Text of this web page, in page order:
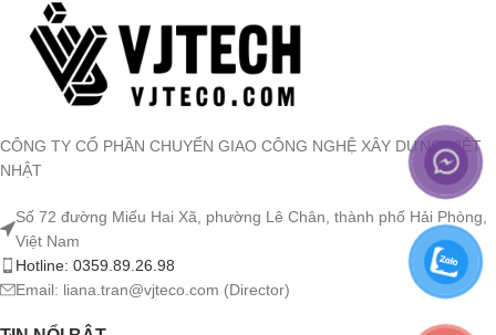
CÔNG TY CỔ PHẦN CHUYỂN GIAO CÔNG NGHỆ XÂY DỰNG VIỆT
NHẬT
Số 72 đường Miếu Hai Xã, phường Lê Chân, thành phố Hải Phòng,
Việt Nam
Hotline: 0359.89.26.98
Email: liana.tran@vjteco.com (Director)